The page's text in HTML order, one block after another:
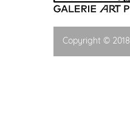
Copyright © 2018